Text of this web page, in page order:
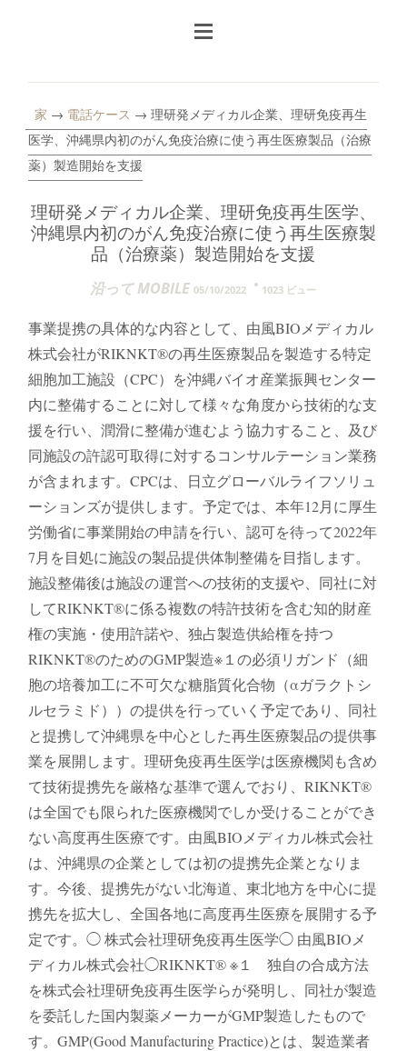
家 → 電話ケース → 理研発メディカル企業、理研免疫再生
医学、沖縄県内初のがん免疫治療に使う再生医療製品（治療
薬）製造開始を支援
理研発メディカル企業、理研免疫再生医学、
沖縄県内初のがん免疫治療に使う再生医療製
品（治療薬）製造開始を支援
沿って MOBILE 05/10/2022 1023 ビュー
事業提携の具体的な内容として、由風BIOメディカル
株式会社がRIKNKT®️の再生医療製品を製造する特定
細胞加工施設（CPC）を沖縄バイオ産業振興センター
内に整備することに対して様々な角度から技術的な支
援を行い、潤滑に整備が進むよう協力すること、及び
同施設の許認可取得に対するコンサルテーション業務
が含まれます。CPCは、日立グローバルライフソリュ
ーションズが提供します。予定では、本年12月に厚生
労働省に事業開始の申請を行い、認可を待って2022年
7月を目処に施設の製品提供体制整備を目指します。
施設整備後は施設の運営への技術的支援や、同社に対
してRIKNKT®️に係る複数の特許技術を含む知的財産
権の実施・使用許諾や、独占製造供給権を持つ
RIKNKT®️のためのGMP製造※１の必須リガンド（細
胞の培養加工に不可欠な糖脂質化合物（αガラクトシ
ルセラミド））の提供を行っていく予定であり、同社
と提携して沖縄県を中心とした再生医療製品の提供事
業を展開します。理研免疫再生医学は医療機関も含め
て技術提携先を厳格な基準で選んでおり、RIKNKT®️
は全国でも限られた医療機関でしか受けることができ
ない高度再生医療です。由風BIOメディカル株式会社
は、沖縄県の企業としては初の提携先企業となりま
す。今後、提携先がない北海道、東北地方を中心に提
携先を拡大し、全国各地に高度再生医療を展開する予
定です。◯ 株式会社理研免疫再生医学◯ 由風BIOメ
ディカル株式会社◯RIKNKT®️ ※１ 独自の合成方法
を株式会社理研免疫再生医学らが発明し、同社が製造
を委託した国内製薬メーカーがGMP製造したもので
す。GMP(Good Manufacturing Practice)とは、製造業者